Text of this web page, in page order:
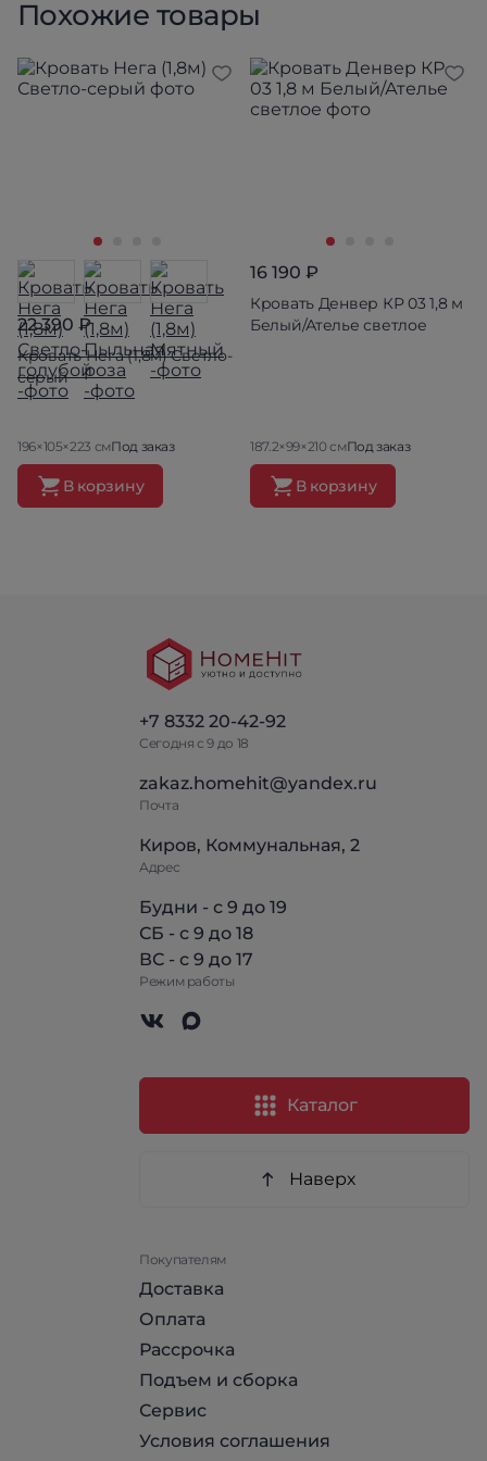
Похожие товары
22 390 ₽
Кровать Нега (1,8м) Светло-
серый
196×105×223 смПод заказ
В корзину
16 190 ₽
Кровать Денвер КР 03 1,8 м
Белый/Ателье светлое
187.2×99×210 смПод заказ
В корзину
+7 8332 20-42-92
Сегодня с 9 до 18
zakaz.homehit@yandex.ru
Почта
Киров, Коммунальная, 2
Адрес
Будни - с 9 до 19
СБ - с 9 до 18
ВС - с 9 до 17
Режим работы
Каталог
Наверх
Покупателям
Доставка
Оплата
Рассрочка
Подъем и сборка
Сервис
Условия соглашения